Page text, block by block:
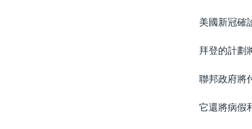
美國新冠確
拜登的計劃
聯邦政府將
它還將病假